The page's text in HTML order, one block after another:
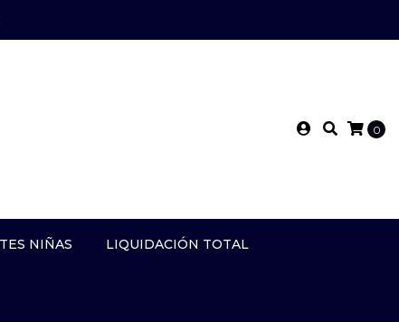
0
NIÑAS LIQUIDACIÓN TOTAL